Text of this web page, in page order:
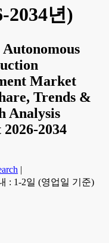
2034년)
Market
Trends &
Analysis
2034
|
: 1-2일 (영업일 기준)